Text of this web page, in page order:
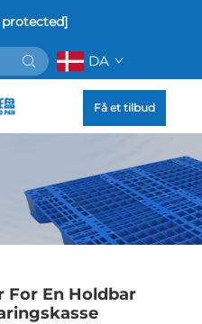
DA
Få et tilbud
En Holdbar